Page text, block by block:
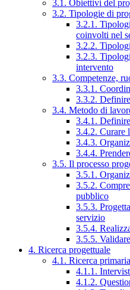
3.1. Obiettivi del
3.2. Tipologie di
3.2.1.
coinvolti nel
3.2.2.
3.2.3.
intervento
3.3. Competenze,
3.3.1.
3.3.2.
3.4. Metodo di
3.4.1.
3.4.2. Curare
3.4.3.
3.4.4.
3.5. Il processo
3.5.1.
3.5.2.
pubblico
3.5.3.
servizio
3.5.4.
3.5.5.
4. Ricerca progettuale
4.1. Ricerca primaria
4.1.1.
4.1.2.